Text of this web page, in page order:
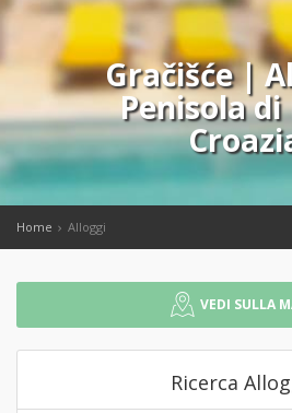
Gračišće |
Penisola
Home Alloggi
VEDI SULLA
Ricerca